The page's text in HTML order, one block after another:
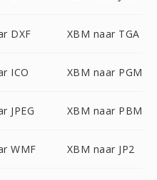
DXF XBM naar TGA
ICO XBM naar PGM
JPEG XBM naar PBM
WMF XBM naar JP2